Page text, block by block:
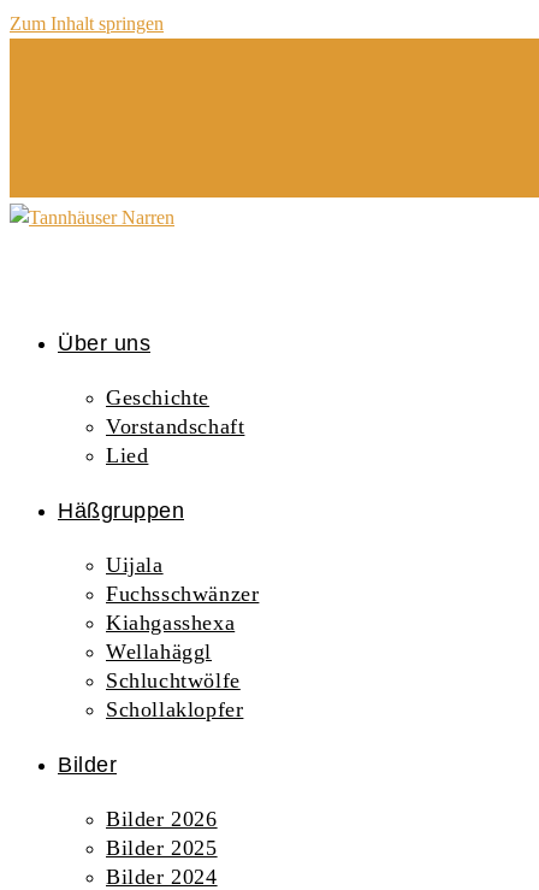
Zum Inhalt springen
Über uns
Geschichte
Vorstandschaft
Lied
Häßgruppen
Uijala
Fuchsschwänzer
Kiahgasshexa
Wellahäggl
Schluchtwölfe
Schollaklopfer
Bilder
Bilder 2026
Bilder 2025
Bilder 2024